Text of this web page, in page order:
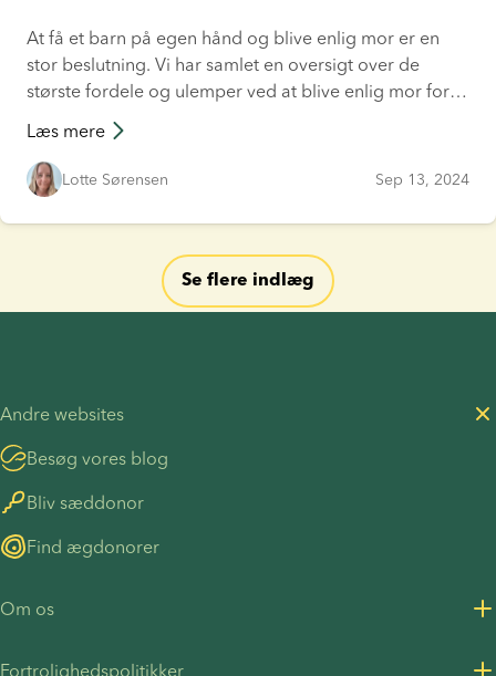
At få et barn på egen hånd og blive enlig mor er en
stor beslutning. Vi har samlet en oversigt over de
største fordele og ulemper ved at blive enlig mor for at
hjælpe dig med at afklare, om det er den rette vej for
dig.
Læs mere
Lotte Sørensen Sep 13, 2024
Se flere indlæg
Andre websites
Besøg vores blog
Bliv sæddonor
Find ægdonorer
Om os
Fortrolighedspolitikker